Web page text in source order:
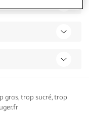
gras, trop sucré, trop